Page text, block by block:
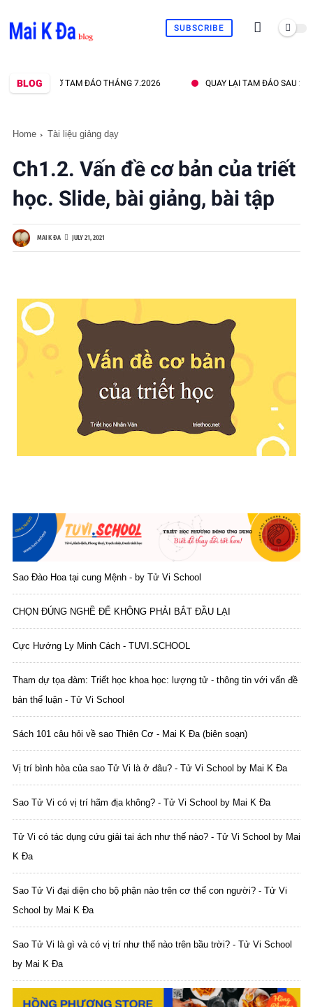
SUBSCRIBE
BLOG
NHÀ THỜ TAM ĐẢO THÁNG 7.2026 QUAY LẠI TAM ĐẢO SAU 20
Home Tài liệu giảng dạy
Ch1.2. Vấn đề cơ bản của triết
học. Slide, bài giảng, bài tập
MAI K ĐA JULY 21, 2021
Sao Đào Hoa tại cung Mệnh - by Tử Vi School
CHỌN ĐÚNG NGHỀ ĐỂ KHÔNG PHẢI BẮT ĐẦU LẠI
Cực Hướng Ly Minh Cách - TUVI.SCHOOL
Tham dự tọa đàm: Triết học khoa học: lượng tử - thông tin với vấn đề
bản thể luận - Tử Vi School
Sách 101 câu hỏi về sao Thiên Cơ - Mai K Đa (biên soạn)
Vị trí bình hòa của sao Tử Vi là ở đâu? - Tử Vi School by Mai K Đa
Sao Tử Vi có vị trí hãm địa không? - Tử Vi School by Mai K Đa
Tử Vi có tác dụng cứu giải tai ách như thế nào? - Tử Vi School by Mai
K Đa
Sao Tử Vi đại diện cho bộ phận nào trên cơ thể con người? - Tử Vi
School by Mai K Đa
Sao Tử Vi là gì và có vị trí như thế nào trên bầu trời? - Tử Vi School
by Mai K Đa